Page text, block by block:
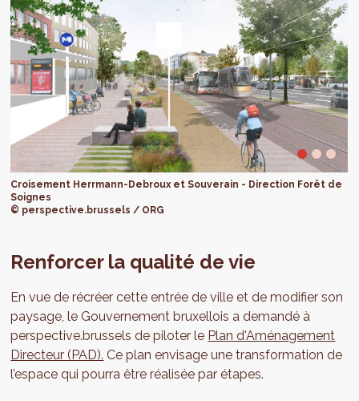
Croisement Herrmann-Debroux et Souverain - Direction Forêt de
Soignes
© perspective.brussels / ORG
Renforcer la qualité de vie
En vue de récréer cette entrée de ville et de modifier son
paysage, le Gouvernement bruxellois a demandé à
perspective.brussels de piloter le Plan d'Aménagement
Directeur (PAD). Ce plan envisage une transformation de
l’espace qui pourra être réalisée par étapes.